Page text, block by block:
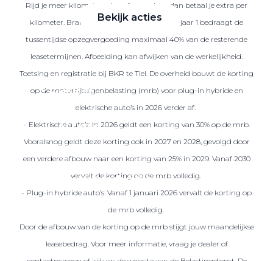
Bekijk acties
Zakelijk
Terug
Over elektrisch rijden
Over elektrisch rijden
Onderhoud en kosten
Rijd je meer kilometers dan afgesproken, dan betaal je extra per
kilometer. Brandstof is niet inbegrepen. Na jaar 1 bedraagt de
tussentijdse opzegvergoeding maximaal 40% van de resterende
leasetermijnen. Afbeelding kan afwijken van de werkelijkheid.
Toetsing en registratie bij BKR te Tiel. De overheid bouwt de korting
op de motorrijtuigenbelasting (mrb) voor plug-in hybride en
elektrische auto’s in 2026 verder af.
- Elektrische auto’s: In 2026 geldt een korting van 30% op de mrb.
Vooralsnog geldt deze korting ook in 2027 en 2028, gevolgd door
een verdere afbouw naar een korting van 25% in 2029. Vanaf 2030
vervalt de korting op de mrb volledig.
- Plug-in hybride auto’s: Vanaf 1 januari 2026 vervalt de korting op
de mrb volledig.
Door de afbouw van de korting op de mrb stijgt jouw maandelijkse
leasebedrag. Voor meer informatie, vraag je dealer of